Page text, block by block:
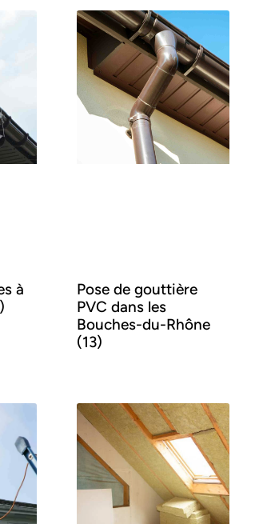
à
Pose de gouttière
PVC dans les
Bouches-du-Rhône
(13)